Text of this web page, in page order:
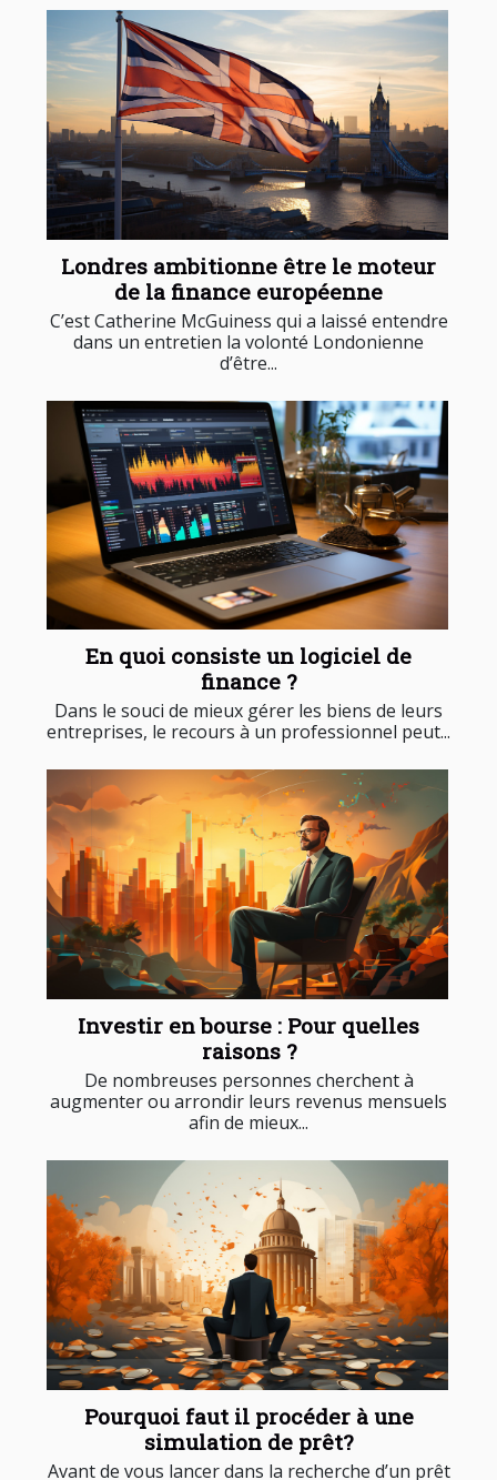
Londres ambitionne être le moteur
de la finance européenne
C’est Catherine McGuiness qui a laissé entendre
dans un entretien la volonté Londonienne
d’être...
En quoi consiste un logiciel de
finance ?
Dans le souci de mieux gérer les biens de leurs
entreprises, le recours à un professionnel peut...
Investir en bourse : Pour quelles
raisons ?
De nombreuses personnes cherchent à
augmenter ou arrondir leurs revenus mensuels
afin de mieux...
Pourquoi faut il procéder à une
simulation de prêt?
Avant de vous lancer dans la recherche d’un prêt